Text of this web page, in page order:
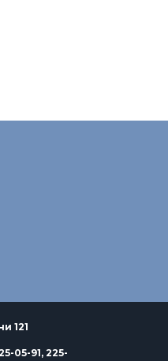
121
05-91, 225-